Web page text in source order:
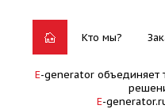
Кто мы?
E-generator объединяет
E-